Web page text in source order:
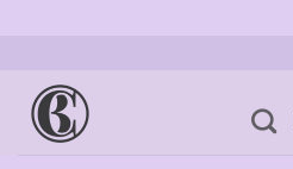
springen